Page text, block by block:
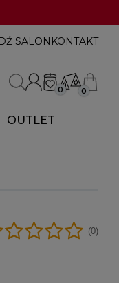
SALON KONTAKT
0 0
OUTLET
(0)